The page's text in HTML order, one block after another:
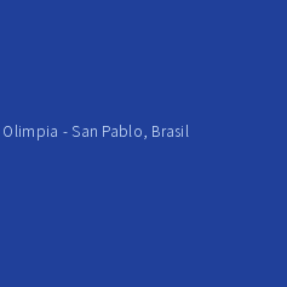
Olimpia - San Pablo, Brasil